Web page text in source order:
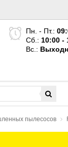
Пн. - Пт.:
Сб.: 10:00 -
Вс.:
пылесосов